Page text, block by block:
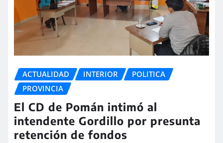
ACTUALIDAD INTERIOR
POLITICA
PROVINCIA
El CD de Pomán intimó al
intendente Gordillo por presunta
retención de fondos